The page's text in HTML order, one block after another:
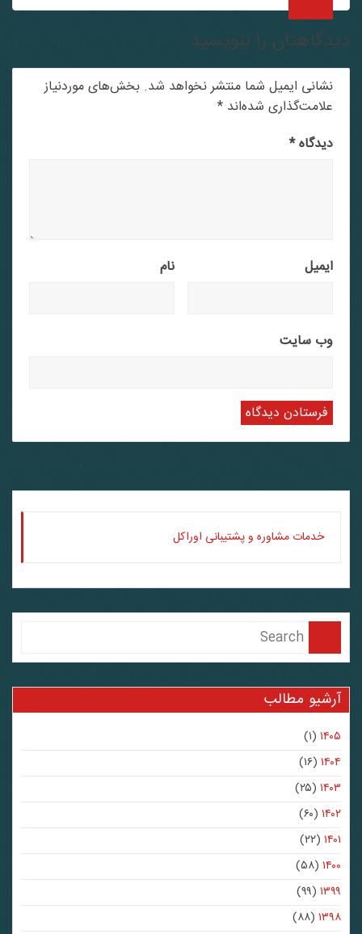
را بنویسید
نشانی ایمیل شما منتشر نخواهد شد. بخش‌های موردنیاز
علامت‌گذاری شده‌اند*
دیدگاه*
ایمیل
وب‌ سایت
خدمات مشاوره و پشتیبانی اوراکل
آرشیو مطالب
(۱)
(۱۶)
(۲۵)
(۶۰)
(۲۲)
(۵۸)
(۹۹)
۱۳۹۸(۸۸)